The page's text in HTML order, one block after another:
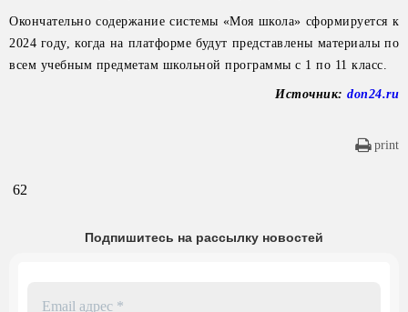
Окончательно содержание системы «Моя школа» сформируется к
2024 году, когда на платформе будут представлены материалы по
всем учебным предметам школьной программы с 1 по 11 класс.
Источник: don24.ru
print
62
Подпишитесь на рассылку новостей